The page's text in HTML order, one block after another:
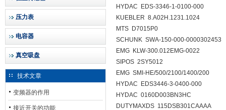
压力表
电容器
真空吸盘
技术文章
变频器的作用
接近开关的功能
HYDAC EDS-3346-1-0100-000
KUEBLER 8.A02H.1231.1024
MTS D7015P0
SCHUNK SWA-150-000-0000302453
EMG KLW-300.012EMG-0022
SIPOS 2SY5012
EMG SMI-HE/500/2100/1400/200
HYDAC EDS3446-3-0400-000
HYDAC 0160D003BN3HC
DUTYMAXDS 115DSB301CAAAA